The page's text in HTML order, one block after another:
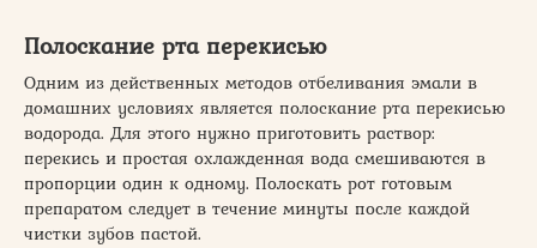
Полоскание рта перекисью
Одним из действенных методов отбеливания эмали в
домашних условиях является полоскание рта перекисью
водорода. Для этого нужно приготовить раствор:
перекись и простая охлажденная вода смешиваются в
пропорции один к одному. Полоскать рот готовым
препаратом следует в течение минуты после каждой
чистки зубов пастой.